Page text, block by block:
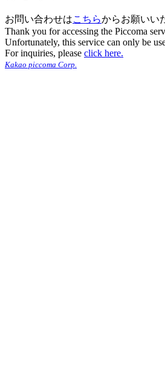
お問い合わせはこちらからお願いい
Thank you for accessing the Piccoma
Unfortunately, this service can only be
For inquiries, please click here.
Kakao piccoma Corp.